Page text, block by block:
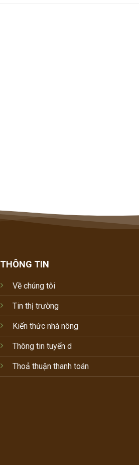
THÔNG TIN
Về chúng tôi
Tin thị trường
Kiến thức nhà nông
Thông tin tuyển d
Thoả thuận thanh toán